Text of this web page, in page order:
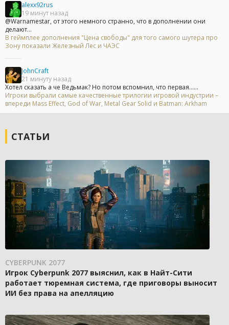
alexx92rus
19 минут назад
@Warnamestar, от этого немного странно, что в дополнении они
делают...
В геймплее дополнения "Цена свободы" для того самого шутера про
Зону показали Железный Лес и ЧАЭС
JohnCraft
21 минуту назад
Хотел сказать а че Ведьмак? Но потом вспомнил, что первая......
Игроки выбрали самые качественные трилогии игровой индустрии –
впереди Mass Effect, God of War, Metal Gear Solid и Batman: Arkham
СТАТЬИ
CYBERPUNK 2077
Игрок Cyberpunk 2077 выяснил, как в Найт-Сити
работает тюремная система, где приговоры выносит
ИИ без права на апелляцию